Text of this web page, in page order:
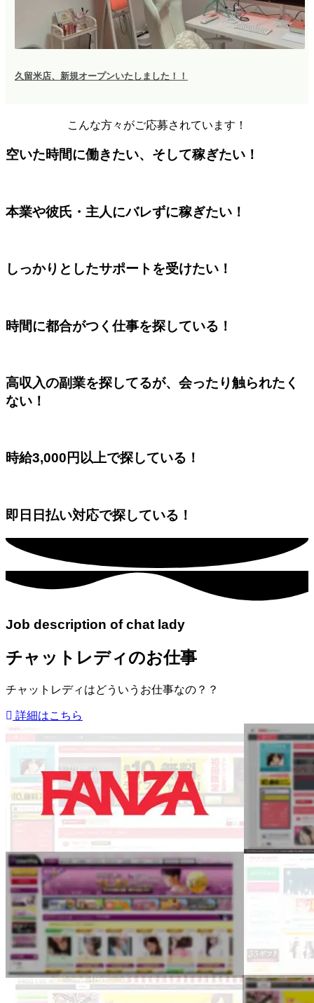
久留米店、新規オープンいたしました！！
こんな方々がご応募されています！
空いた時間に働きたい、そして稼ぎたい！
本業や彼氏・主人にバレずに稼ぎたい！
しっかりとしたサポートを受けたい！
時間に都合がつく仕事を探している！
高収入の副業を探してるが、会ったり触られたく
ない！
時給3,000円以上で探している！
即日日払い対応で探している！
Job description of chat lady
チャットレディのお仕事
チャットレディはどういうお仕事なの？？
詳細はこちら